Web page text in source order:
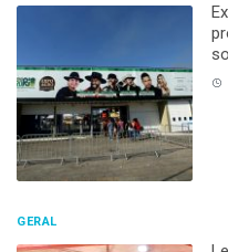
GERAL